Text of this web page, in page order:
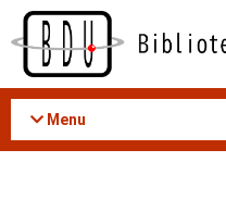
Acessar
conteúdo
Menu